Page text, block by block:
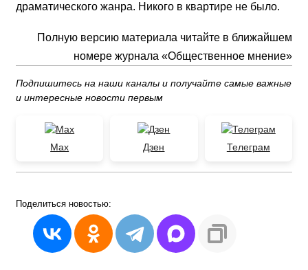
драматического жанра. Никого в квартире не было.
Полную версию материала читайте в ближайшем
номере журнала «Общественное мнение»
Подпишитесь на наши каналы и получайте самые важные
и интересные новости первым
Max Дзен Телеграм
Поделиться новостью: